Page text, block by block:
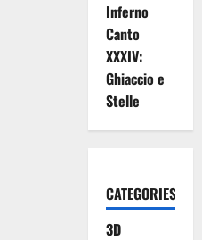
Inferno
Canto
XXXIV:
Ghiaccio e
Stelle
CATEGORIES
3D